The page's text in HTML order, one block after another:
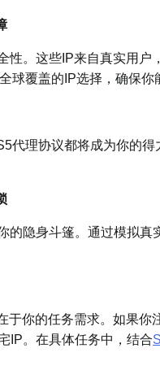
。这些IP来自真实用户
球覆盖的IP选择，确保你
理协议都将成为你的得
隐身斗篷。通过模拟真
你的任务需求。如果你
IP。在具体任务中，结合